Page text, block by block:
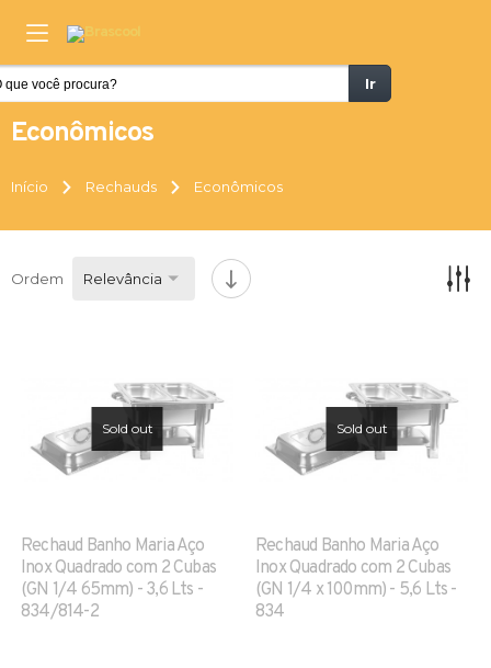
Ir
Econômicos
Início Rechauds Econômicos
Ordem Relevância
Sold out
Rechaud Banho Maria Aço
Inox Quadrado com 2 Cubas
(GN 1/4 65mm) - 3,6 Lts -
834/814-2
Sold out
Rechaud Banho Maria Aço
Inox Quadrado com 2 Cubas
(GN 1/4 x 100mm) - 5,6 Lts -
834